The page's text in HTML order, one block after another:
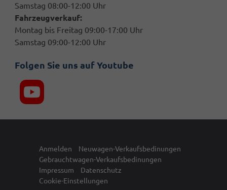
Samstag 08:00-12:00 Uhr
Fahrzeugverkauf:
Montag bis Freitag 09:00-17:00 Uhr
Samstag 09:00-12:00 Uhr
Folgen Sie uns auf Youtube
Anmelden
Neuwagen-Verkaufsbedinungen
Gebrauchtwagen-Verkaufsbedinungen
Impressum
Datenschutz
Cookie-Einstellungen